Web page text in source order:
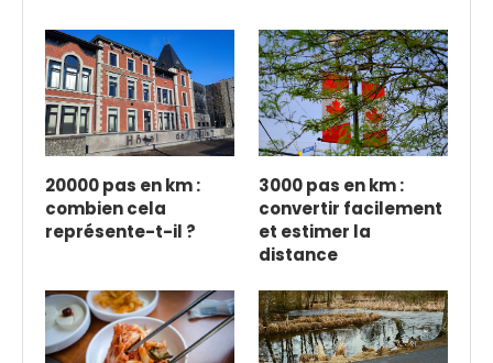
20000 pas en km :
combien cela
représente-t-il ?
3000 pas en km :
convertir facilement
et estimer la
distance